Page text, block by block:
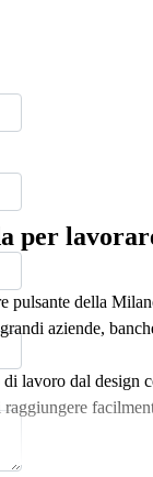
per
pulsante della
aziende,
lavoro dal design